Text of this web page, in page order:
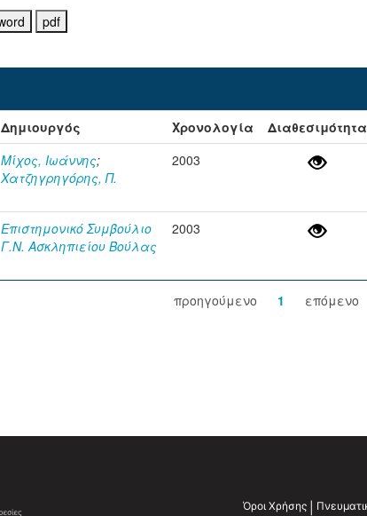
Δημιουργός Χρονολογία
Διαθεσιμότητα
Μίχος, Ιωάννης;
Χατζηγρηγόρης, Π.
2003
Επιστημονικό Συμβούλιο
Γ.Ν. Ασκληπιείου Βούλας
2003
προηγούμενο 1 επόμενο